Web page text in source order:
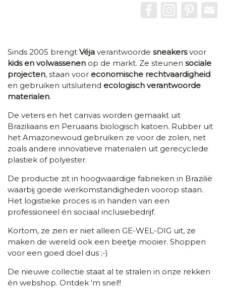
Facebookinstagram
Sinds 2005 brengt Véja verantwoorde sneakersvoor
kids en volwassenen op de markt. Ze steunen sociale
projecten, staan voor economische rechtvaardigheid
en gebruiken uitsluitend ecologisch verantwoorde
materialen.
De veters en het canvas worden gemaakt uit
Braziliaans en Peruaans biologisch katoen. Rubber uit
het Amazonewoud gebruiken ze voor de zolen, net
zoals andere innovatieve materialen uit gerecyclede
plastiek of polyester.
De productie zit in hoogwaardige fabrieken in Brazilië
waarbij goede werkomstandigheden voorop staan.
Het logistieke proces is in handen van een
professioneel én sociaal inclusiebedrijf.
Kortom, ze zien er niet alleen GE-WEL-DIG uit, ze
maken de wereld ook een beetje mooier. Shoppen
voor een goed doel dus ;-)
De nieuwe collectie staat al te stralen in onze rekken
én webshop. Ontdek 'm snel!!